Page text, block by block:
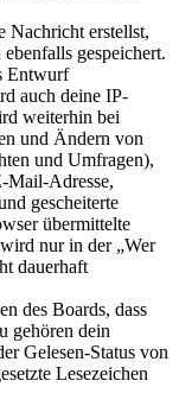
Nachricht erstellst,
gespeichert.
Entwurf
auch deine IP-
weiterhin bei
und Ändern von
und Umfragen),
Mail-Adresse,
gescheiterte
übermittelte
nur in der „Wer
dauerhaft
des Boards, dass
gehören dein
Gelesen-Status von
Lesezeichen